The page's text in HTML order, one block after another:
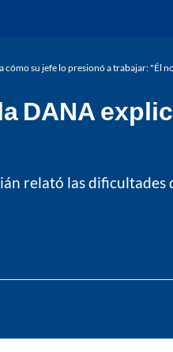
su jefe lo presionó a trabajar: "Él
DANA
relató las